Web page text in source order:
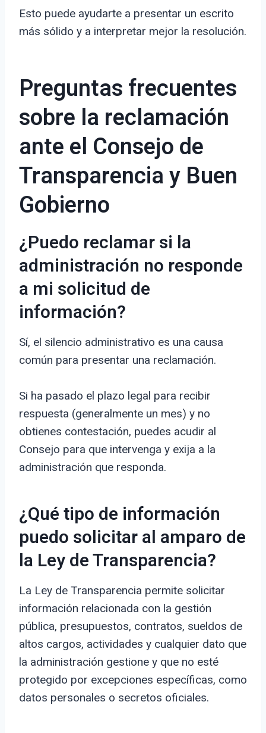
Esto puede ayudarte a presentar un escrito
más sólido y a interpretar mejor la resolución.
Preguntas frecuentes
sobre la reclamación
ante el Consejo de
Transparencia y Buen
Gobierno
¿Puedo reclamar si la
administración no responde
a mi solicitud de
información?
Sí, el silencio administrativo es una causa
común para presentar una reclamación.
Si ha pasado el plazo legal para recibir
respuesta (generalmente un mes) y no
obtienes contestación, puedes acudir al
Consejo para que intervenga y exija a la
administración que responda.
¿Qué tipo de información
puedo solicitar al amparo de
la Ley de Transparencia?
La Ley de Transparencia permite solicitar
información relacionada con la gestión
pública, presupuestos, contratos, sueldos de
altos cargos, actividades y cualquier dato que
la administración gestione y que no esté
protegido por excepciones específicas, como
datos personales o secretos oficiales.